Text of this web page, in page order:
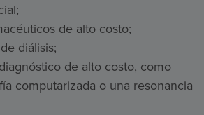
de alto costo;
diálisis;
de alto costo, como
computarizada o una resonancia